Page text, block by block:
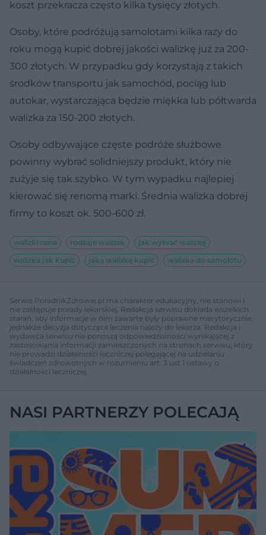
koszt przekracza często kilka tysięcy złotych.
Osoby, które podróżują samolotami kilka razy do
roku mogą kupić dobrej jakości walizkę już za 200-
300 złotych. W przypadku gdy korzystają z takich
środków transportu jak samochód, pociąg lub
autokar, wystarczająca będzie miękka lub półtwarda
walizka za 150-200 złotych.
Osoby odbywające częste podróże służbowe
powinny wybrać solidniejszy produkt, który nie
zużyje się tak szybko. W tym wypadku najlepiej
kierować się renomą marki. Średnia walizka dobrej
firmy to koszt ok. 500-600 zł.
walizki cena rodzaje walizek
jak wybrać walizkę
walizka jak kupić
jaką walizkę kupić walizka do samolotu
Serwis PoradnikZdrowie.pl ma charakter edukacyjny, nie stanowi i
nie zastępuje porady lekarskiej. Redakcja serwisu dokłada wszelkich
starań, aby informacje w nim zawarte były poprawne merytorycznie,
jednakże decyzja dotycząca leczenia należy do lekarza. Redakcja i
wydawca serwisu nie ponoszą odpowiedzialności wynikającej z
zastosowania informacji zamieszczonych na stronach serwisu, który
nie prowadzi działalności leczniczej polegającej na udzielaniu
świadczeń zdrowotnych w rozumieniu art. 3 ust 1 ustawy o
działalności leczniczej.
NASI PARTNERZY POLECAJĄ